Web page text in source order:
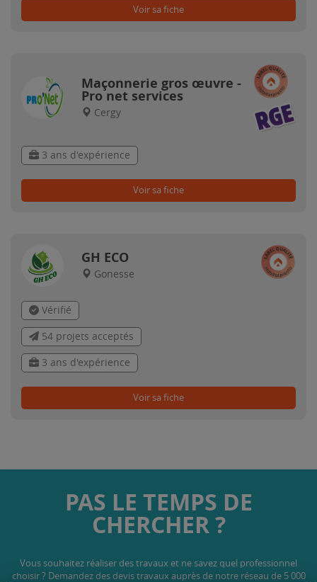
Voir sa fiche
Maçonnerie gros œuvre -
Pro net services
Cergy
3 ans d'expérience
Voir sa fiche
GH ECO
Gonesse
Vérifié
54 projets acceptés
3 ans d'expérience
Voir sa fiche
PAS LE TEMPS DE
CHERCHER ?
Vous souhaitez réaliser des travaux et ne savez quel professionnel
choisir ? Demandez des devis travaux auprès de notre réseau de 5 000